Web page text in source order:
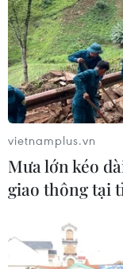
vietnamplus.vn
Mưa lớn kéo
giao thông tại